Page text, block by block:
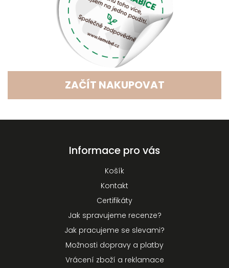
ZAČÍT NAKUPOVAT
Informace pro vás
Košík
Kontakt
Certifikáty
Jak spravujeme recenze?
Jak pracujeme se slevami?
Možnosti dopravy a platby
Vrácení zboží a reklamace